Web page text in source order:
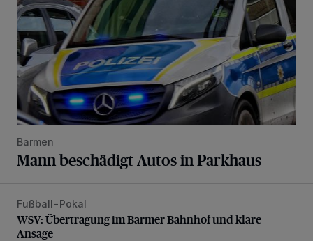
Barmen
Mann beschädigt Autos in Parkhaus
WSV: Übertragung im Barmer Bahnhof und klare Ansage
Fußball-Pokal
WSV: Übertragung im Barmer Bahnhof und klare
Ansage